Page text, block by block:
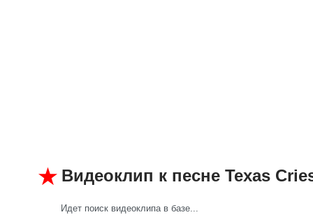
Видеоклип к песне Texas
Идет поиск видеоклипа в базе...